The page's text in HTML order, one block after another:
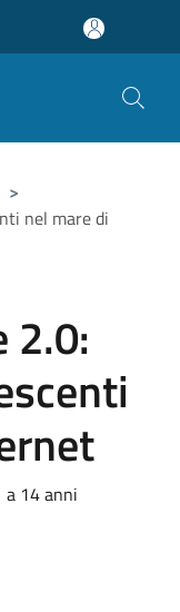
>
nel mare di
2.0:
a 14 anni